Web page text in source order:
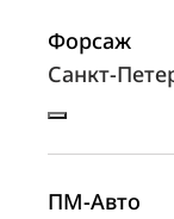
Форсаж
Санкт-
ПМ-Авто